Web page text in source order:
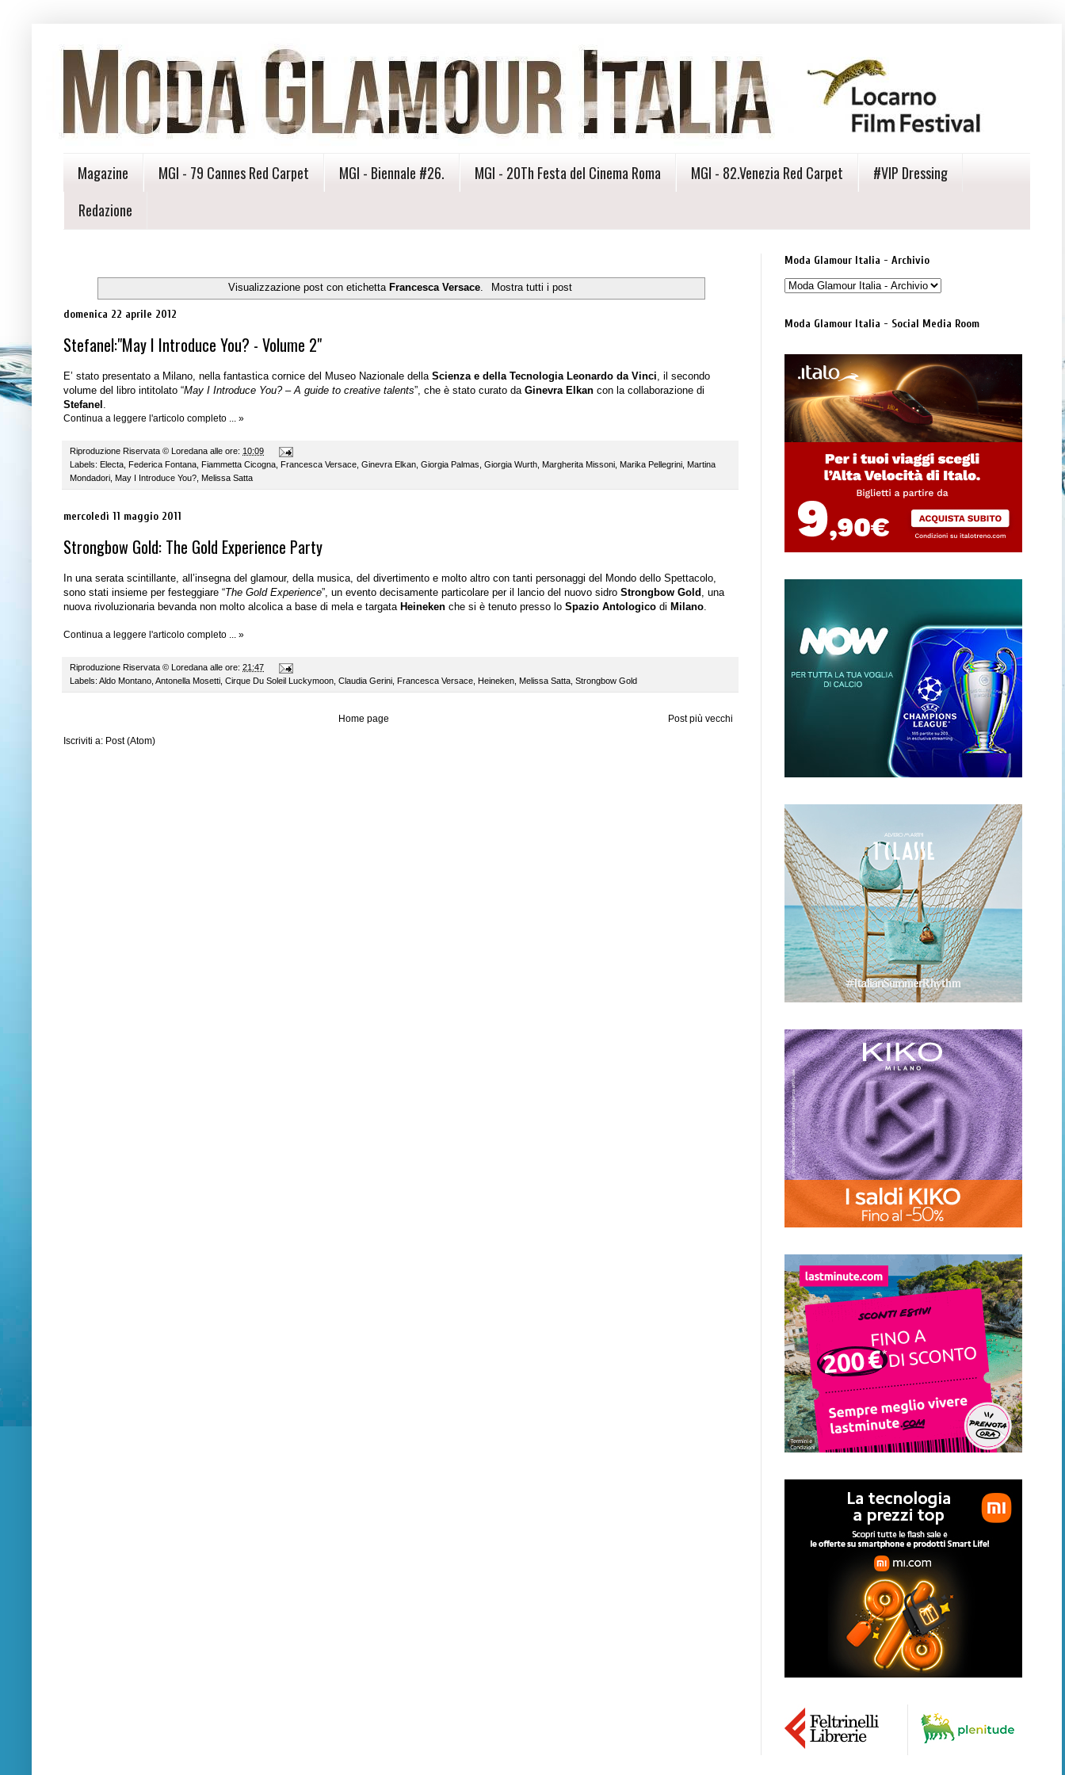
Magazine MGI - 79 Cannes Red Carpet MGI - Biennale #26. MGI - 20Th Festa del Cinema Roma MGI - 82.Venezia Red Carpet
#VIP Dressing
Redazione
Visualizzazione post con etichetta Francesca Versace. Mostra tutti i post
domenica 22 aprile 2012
Stefanel:"May I Introduce You? - Volume 2"
E’ stato presentato a Milano, nella fantastica cornice del Museo Nazionale della Scienza e della Tecnologia Leonardo da Vinci, il secondo
volume del libro intitolato “May I Introduce You? – A guide to creative talents”, che è stato curato da Ginevra Elkan con la collaborazione di
Stefanel .
Continua a leggere l'articolo completo ... »
Riproduzione Riservata © Loredana alle ore: 10:09
Labels: Electa Federica Fontana Fiammetta Cicogna Francesca Versace Ginevra Elkan Giorgia Palmas Giorgia Wurth Margherita Missoni Marika Pellegrini Martina
Mondadori May I Introduce You? Melissa Satta
mercoledì 11 maggio 2011
Strongbow Gold: The Gold Experience Party
In una serata scintillante, all’insegna del glamour, della musica, del divertimento e molto altro con tanti personaggi del Mondo dello Spettacolo,
sono stati insieme per festeggiare “The Gold Experience”, un evento decisamente particolare per il lancio del nuovo sidro Strongbow Gold , una
nuova rivoluzionaria bevanda non molto alcolica a base di mela e targata Heineken che si è tenuto presso lo Spazio Antologico di Milano.
Continua a leggere l'articolo completo ... »
Riproduzione Riservata © Loredana alle ore: 21:47
Labels: Aldo Montano, Antonella Mosetti, Cirque Du Soleil Luckymoon, Claudia Gerini, Francesca Versace, Heineken, Melissa Satta, Strongbow Gold
Post più vecchi
Home page
Iscriviti a: Post (Atom)
Moda Glamour Italia - Archivio
Moda Glamour Italia - Social Media Room